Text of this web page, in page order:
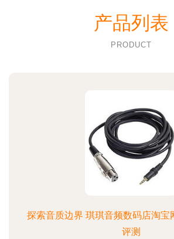
产品列表
PRODUCT
探索音质边界 琪琪音频数码店淘宝
评测